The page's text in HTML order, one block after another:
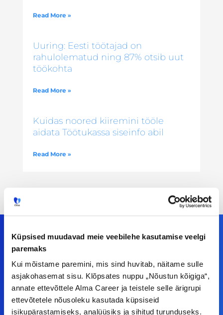
Küpsised muudavad meie veebilehe kasutamise veelgi
paremaks
Kui mõistame paremini, mis sind huvitab, näitame sulle
asjakohasemat sisu. Klõpsates nuppu „Nõustun kõigiga“,
annate ettevõttele Alma Career ja teistele selle ärigrupi
ettevõtetele nõusoleku kasutada küpsiseid
isikupärastamiseks, analüüsiks ja sihitud turunduseks.
Read More »
Uuring: Eesti töötajad on
rahulolematud ning 87% otsib uut
töökohta
Read More »
Kuidas noored kiiremini tööle
aidata Töötukassa siseinfo abil
Read More »
Meiega leiad!
Tööelublogi.ee lehelt leiad kõik vajaliku, et olla
kursis tööturu uudistega. Kui sul on
ettepanekuid erinevate teemade osas või soovid